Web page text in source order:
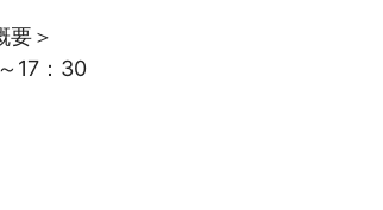
要＞
17：30